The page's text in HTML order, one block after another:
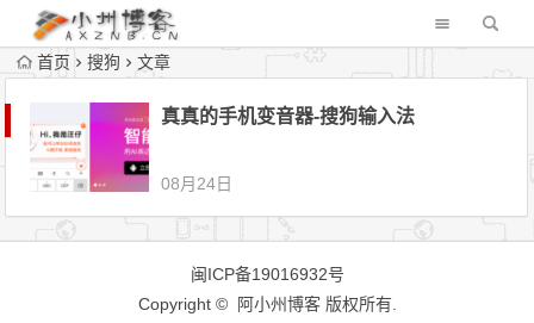
首页 搜狗 文章
真真的手机变音器-搜狗输入法
08月24日
闽ICP备19016932号
Copyright © 阿小州博客 版权所有.